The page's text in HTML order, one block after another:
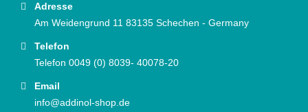
Adresse
Am Weidengrund 11 83135 Schechen - Germany
Telefon
Telefon 0049 (0) 8039- 40078-20
Email
info@addinol-shop.de